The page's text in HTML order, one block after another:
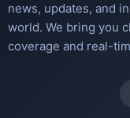
news, updates, and
world. We bring you
coverage and real-